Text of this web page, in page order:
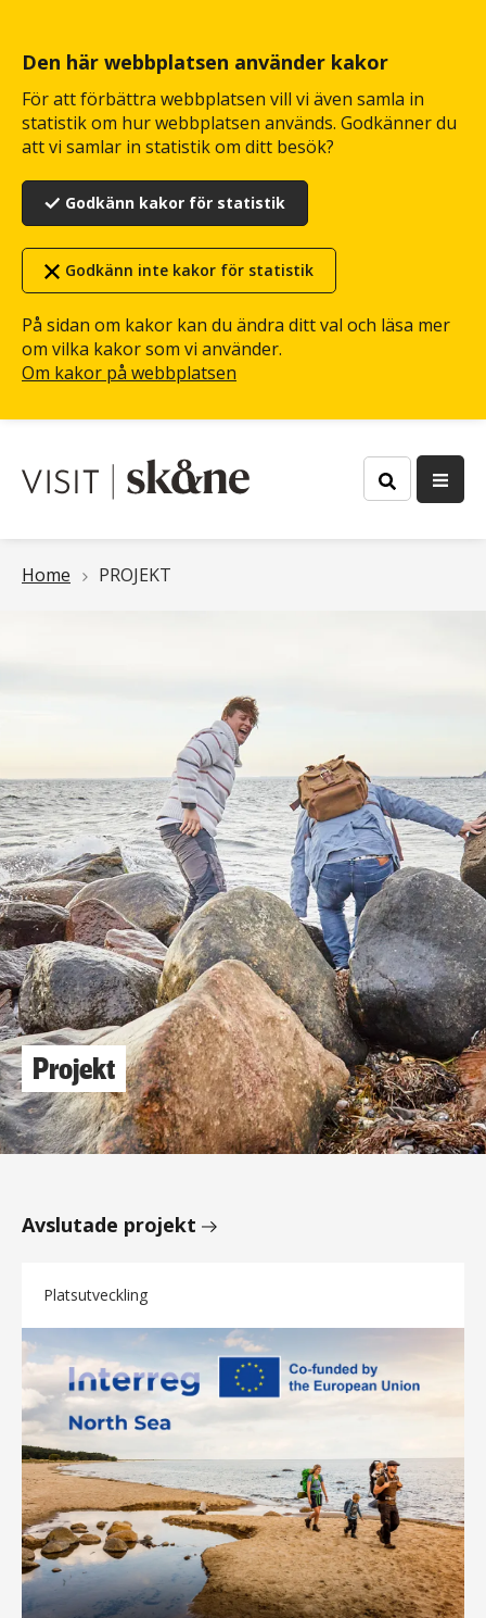
Den här webbplatsen använder kakor
För att förbättra webbplatsen vill vi även samla in
statistik om hur webbplatsen används. Godkänner du
att vi samlar in statistik om ditt besök?
Godkänn kakor för statistik
Godkänn inte kakor för statistik
På sidan om kakor kan du ändra ditt val och läsa mer
om vilka kakor som vi använder.
Om kakor på webbplatsen
huvudinnehåll
Länkstig
Home PROJEKT
Projekt
Avslutade projekt
Platsutveckling